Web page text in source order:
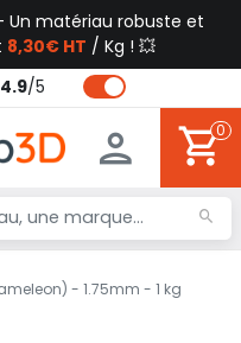
Un matériau robuste et
8,30€ HT / Kg ! 💥
4.9/5
0
- 1.75mm - 1 kg